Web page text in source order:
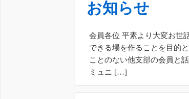
お知らせ
会員各位 平素より大変お世
できる場を作ることを目的
ことのない他支部の会員と
ミュニ […]